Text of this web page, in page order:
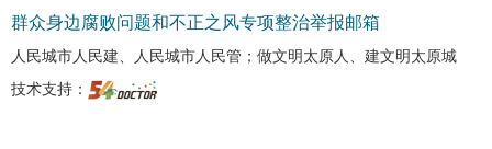
群众身边腐败问题和不正之风专项整治举报邮箱
人民城市人民建、人民城市人民管；做文明太原人、建文明太原城
技术支持：